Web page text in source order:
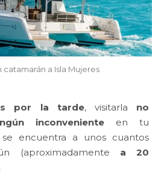
catamarán a Isla Mujeres
por la tarde, visitarla no
inconveniente en tu
encuentra a unos cuantos
(aproximadamente a 20